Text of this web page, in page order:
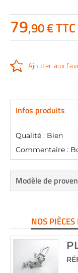
79,90 € TTC
Ajouter aux
Infos produits
Qualité : Bien
Commentaire :
Modèle de
NOS